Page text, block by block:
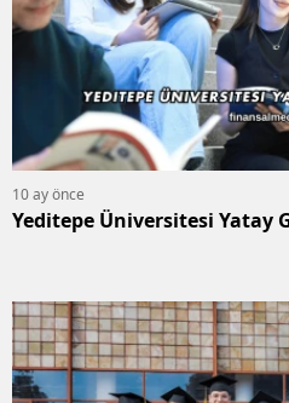
10 ay önce
Yeditepe Üniversitesi Yatay